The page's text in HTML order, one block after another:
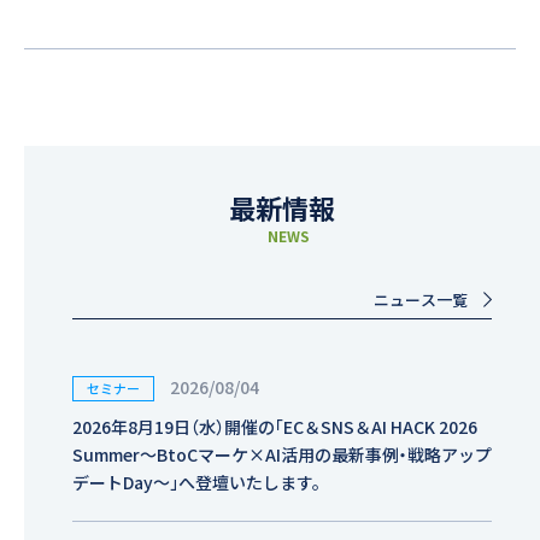
最新情報
NEWS
ニュース一覧
セミナー
2026/08/04
2026年8月19日（水）開催の「EC＆SNS＆AI HACK 2026
Summer～BtoCマーケ×AI活用の最新事例・戦略アップ
デートDay～」へ登壇いたします。